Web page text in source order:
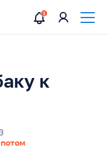
к